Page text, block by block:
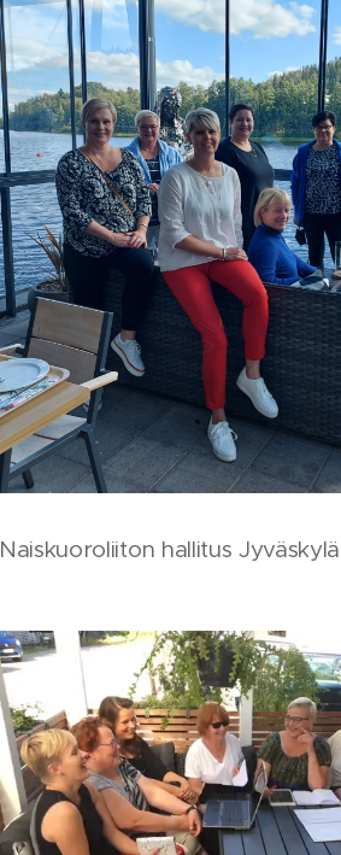
Naiskuoroliiton hallitus